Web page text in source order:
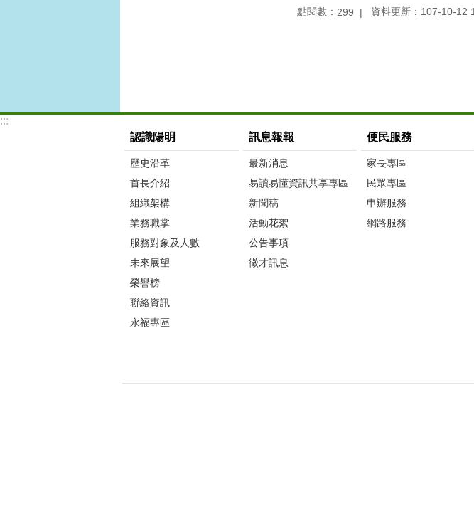
點閱數： 299 資料更新：107-10-12
:::
認識陽明
歷史沿革
首長介紹
組織架構
業務職掌
服務對象及人數
未來展望
榮譽榜
聯絡資訊
永福專區
訊息報報
最新消息
易讀易懂資訊共享專區
新聞稿
活動花絮
公告事項
徵才訊息
便民服務
家長專區
民眾專區
申辦服務
網路服務